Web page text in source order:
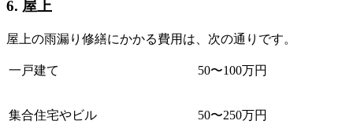
6. 屋上
屋上の雨漏り修繕にかかる費用は、次の通りです。
一戸建て 50〜100万円
集合住宅やビル 50〜250万円